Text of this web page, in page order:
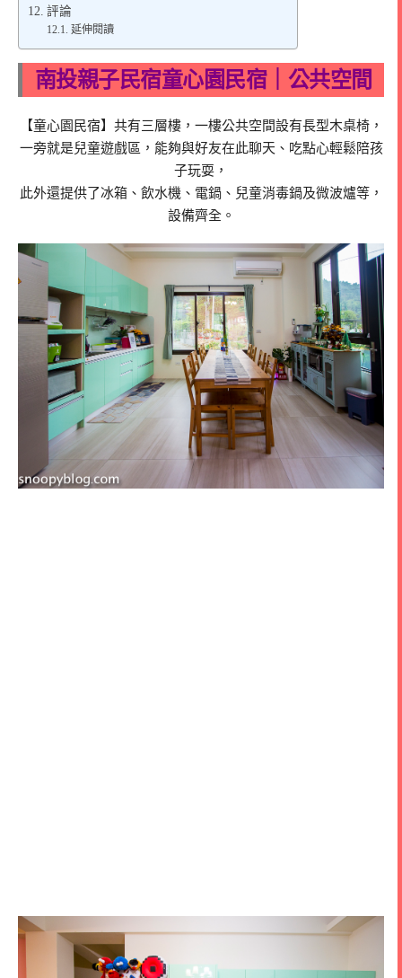
評論
延伸閱讀
南投親子民宿童心園民宿｜公共空間
【童心園民宿】共有三層樓，一樓公共空間設有長型木桌椅，
一旁就是兒童遊戲區，能夠與好友在此聊天、吃點心輕鬆陪孩
子玩耍，
此外還提供了冰箱、飲水機、電鍋、兒童消毒鍋及微波爐等，
設備齊全。